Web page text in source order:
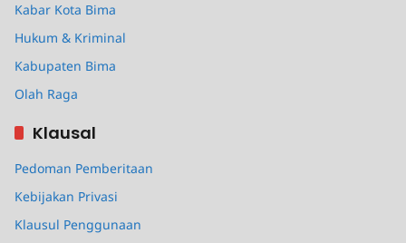
Kabar Kota Bima
Hukum & Kriminal
Kabupaten Bima
Olah Raga
Klausal
Pedoman Pemberitaan
Kebijakan Privasi
Klausul Penggunaan